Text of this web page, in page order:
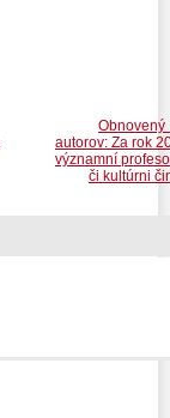
Obnovený
autorov: Za rok
významní
či kultúrni